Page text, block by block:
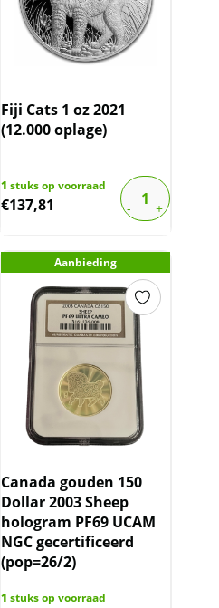
Fiji Cats 1 oz 2021
(12.000 oplage)
1 stuks op voorraad
€137,81
Aanbieding
Canada gouden 150
Dollar 2003 Sheep
hologram PF69 UCAM
NGC gecertificeerd
(pop=26/2)
1 stuks op voorraad